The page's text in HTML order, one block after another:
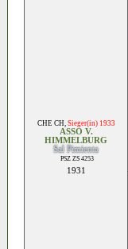
CHE CH, Sieger(in) 1933
ASSO V.
HIMMELBURG
Sal Pimienta
PSZ ZS 4253
1931